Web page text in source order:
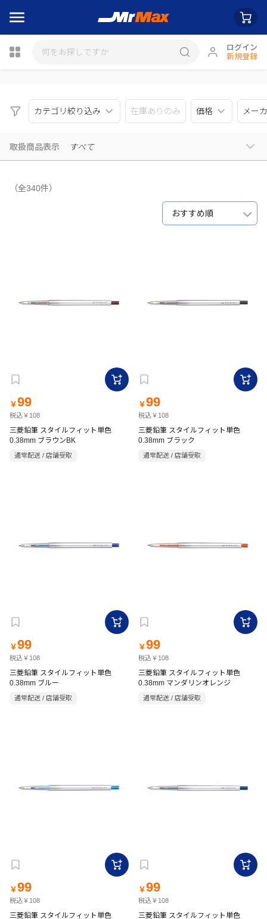
ログイン
新規登録
カテゴリ絞り込み 在庫ありのみ 価格 メー
取扱商品表示 すべて
（全340件）
おすすめ順
￥99
税込￥108
三菱鉛筆 スタイルフィット単色
0.38mm ブラウンBK
通常配送 / 店舗受取
￥99
税込￥108
三菱鉛筆 スタイルフィット単色
0.38mm ブラック
通常配送 / 店舗受取
￥99
税込￥108
三菱鉛筆 スタイルフィット単色
0.38mm ブルー
通常配送 / 店舗受取
￥99
税込￥108
三菱鉛筆 スタイルフィット単色
0.38mm マンダリンオレンジ
通常配送 / 店舗受取
￥99
税込￥108
三菱鉛筆 スタイルフィット単色
￥99
税込￥108
三菱鉛筆 スタイルフィット単色